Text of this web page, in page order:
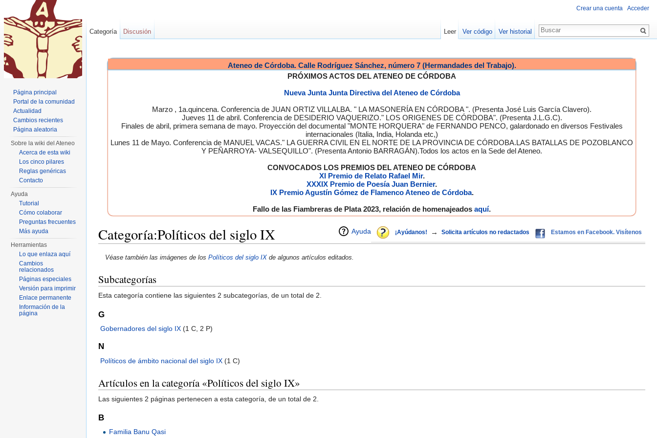
Ateneo de Córdoba. Calle Rodríguez Sánchez, número 7 (Hermandades del Trabajo).
PRÓXIMOS ACTOS DEL ATENEO DE CÓRDOBA
Nueva Junta Junta Directiva del Ateneo de Córdoba
Marzo , 1a.quincena. Conferencia de JUAN ORTIZ VILLALBA. " LA MASONERÍA EN CÓRDOBA ". (Presenta José Luis García Clavero).
Jueves 11 de abril. Conferencia de DESIDERIO VAQUERIZO." LOS ORIGENES DE CÓRDOBA". (Presenta J.L.G.C).
Finales de abril, primera semana de mayo. Proyección del documental "MONTE HORQUERA" de FERNANDO PENCO, galardonado en diversos Festivales
internacionales (Italia, India, Holanda etc,)
Lunes 11 de Mayo. Conferencia de MANUEL VACAS." LA GUERRA CIVIL EN EL NORTE DE LA PROVINCIA DE CÓRDOBA.LAS BATALLAS DE POZOBLANCO
Y PEÑARROYA- VALSEQUILLO". (Presenta Antonio BARRAGÁN).Todos los actos en la Sede del Ateneo.
CONVOCADOS LOS PREMIOS DEL ATENEO DE CÓRDOBA
XI Premio de Relato Rafael Mir.
XXXIX Premio de Poesía Juan Bernier.
IX Premio Agustín Gómez de Flamenco Ateneo de Córdoba.
Fallo de las Fiambreras de Plata 2023, relación de homenajeados aquí.
¡Ayúdanos! → Solicita artículos no redactados Estamos en Facebook. Visítenos
Ayuda
Categoría:Políticos del siglo IX
Véase también las imágenes de los Políticos del siglo IX de algunos artículos editados.
Subcategorías
Esta categoría contiene las siguientes 2 subcategorías, de un total de 2.
G
Gobernadores del siglo IX‎ (1 C, 2 P)
N
Políticos de ámbito nacional del siglo IX‎ (1 C)
Artículos en la categoría «Políticos del siglo IX»
Las siguientes 2 páginas pertenecen a esta categoría, de un total de 2.
B
Familia Banu Qasi
Crear una cuenta Acceder
Categoría Discusión Leer Ver código Ver historial
Página principal
Portal de la comunidad
Actualidad
Cambios recientes
Página aleatoria
Sobre la wiki del Ateneo
Acerca de esta wiki
Los cinco pilares
Reglas genéricas
Contacto
Ayuda
Tutorial
Cómo colaborar
Preguntas frecuentes
Más ayuda
Herramientas
Lo que enlaza aquí
Cambios
relacionados
Páginas especiales
Versión para imprimir
Enlace permanente
Información de la
página